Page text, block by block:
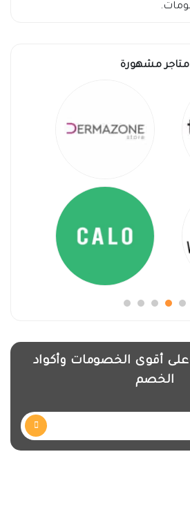
متاجر مشهورة
أقوى الخصومات وأكواد
الخصم